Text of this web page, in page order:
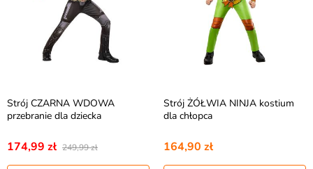
Strój CZARNA WDOWA
przebranie dla dziecka
174,99 zł 249,99 zł
Strój ŻÓŁWIA NINJA kostium
dla chłopca
164,90 zł